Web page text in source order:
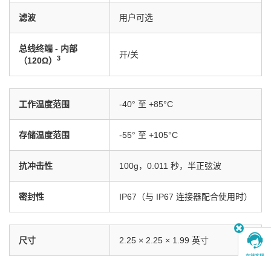
滤波 用户可选
总线终端 - 内部
（120Ω）
3 开/关
工作温度范围 -40° 至 +85°C
存储温度范围 -55° 至 +105°C
抗冲击性 100g，0.011 秒，半正弦波
密封性 IP67（与 IP67 连接器配合使用时）
尺寸 2.25 × 2.25 × 1.99 英寸